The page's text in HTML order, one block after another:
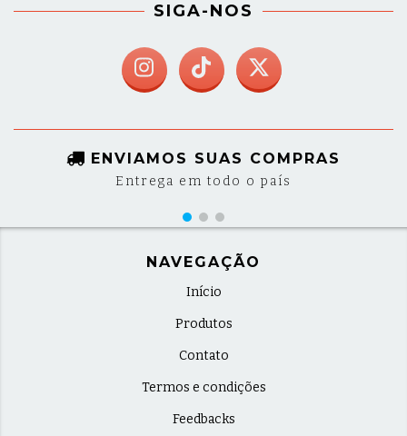
SIGA-NOS
ENVIAMOS SUAS COMPRAS
Entrega em todo o país
NAVEGAÇÃO
Início
Produtos
Contato
Termos e condições
Feedbacks